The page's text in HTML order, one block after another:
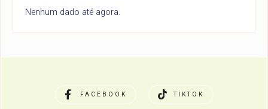
Nenhum dado até agora.
FACEBOOK TIKTOK